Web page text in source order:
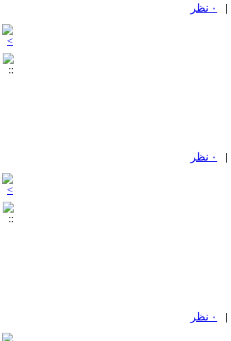
۰ نظر
۰ نظر
۰ نظر